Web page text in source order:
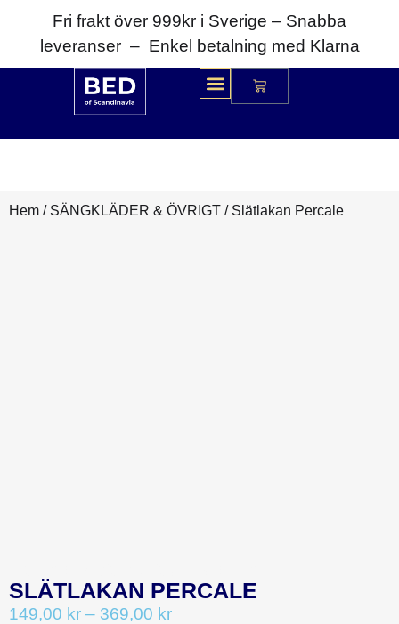
Fri frakt över 999kr i Sverige – Snabba
leveranser – Enkel betalning med Klarna
Hem / SÄNGKLÄDER & ÖVRIGT / Slätlakan Percale
SLÄTLAKAN PERCALE
149,00 kr – 369,00 kr